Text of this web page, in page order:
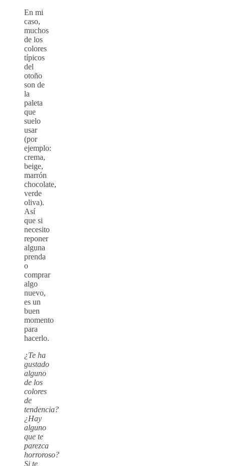
En mi
caso,
muchos
de los
colores
típicos
del
otoño
son de
la
paleta
que
suelo
usar
(por
ejemplo:
crema,
beige,
marrón
chocolate,
verde
oliva).
Así
que si
necesito
reponer
alguna
prenda
o
comprar
algo
nuevo,
es un
buen
momento
para
hacerlo.
¿Te ha
gustado
alguno
de los
colores
de
tendencia?
¿Hay
alguno
que te
parezca
horroroso?
Si te